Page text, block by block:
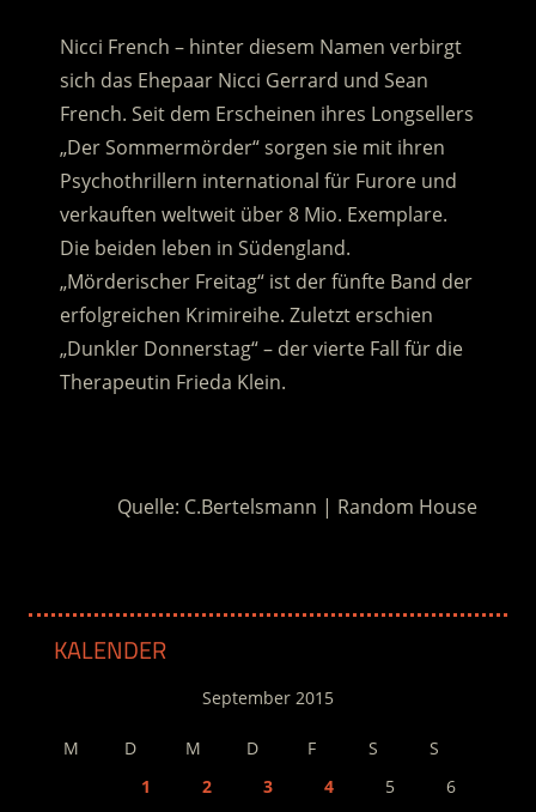
Nicci French – hinter diesem Namen verbirgt
sich das Ehepaar Nicci Gerrard und Sean
French. Seit dem Erscheinen ihres Longsellers
„Der Sommermörder“ sorgen sie mit ihren
Psychothrillern international für Furore und
verkauften weltweit über 8 Mio. Exemplare.
Die beiden leben in Südengland.
„Mörderischer Freitag“ ist der fünfte Band der
erfolgreichen Krimireihe. Zuletzt erschien
„Dunkler Donnerstag“ – der vierte Fall für die
Therapeutin Frieda Klein.
Quelle: C.Bertelsmann | Random House
KALENDER
September 2015
M D M D F S
S
1
2 3 4 5
6